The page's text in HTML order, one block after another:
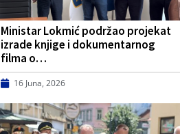
Ministar Lokmić podržao projekat
izrade knjige i dokumentarnog
filma o…
16 Juna, 2026